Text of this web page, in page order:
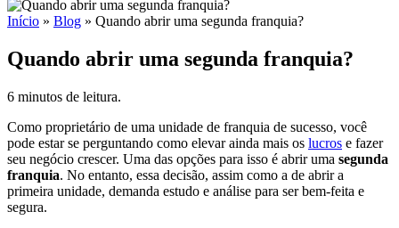
Início » Blog » Quando abrir uma segunda franquia?
Quando abrir uma segunda franquia?
6 minutos de leitura.
Como proprietário de uma unidade de franquia de sucesso, você
pode estar se perguntando como elevar ainda mais os lucros e fazer
seu negócio crescer. Uma das opções para isso é abrir uma segunda
franquia. No entanto, essa decisão, assim como a de abrir a
primeira unidade, demanda estudo e análise para ser bem-feita e
segura.